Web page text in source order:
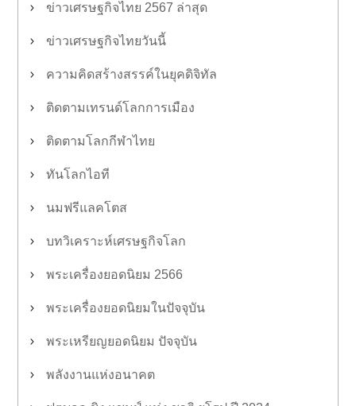
ข่าวเศรษฐกิจไทย 2567 ล่าสุด
ข่าวเศรษฐกิจไทยวันนี้
ความคิดสร้างสรรค์ในยุคดิจิทัล
ติดตามเทรนด์โลกการเมือง
ติดตามโลกกีฬาไทย
ทันโลกไอที
นมฟรีแลคโตส
บทวิเคราะห์เศรษฐกิจโลก
พระเครื่องยอดนิยม 2566
พระเครื่องยอดนิยมในปัจจุบัน
พระเหรียญยอดนิยม ปัจจุบัน
พลังงานแห่งอนาคต